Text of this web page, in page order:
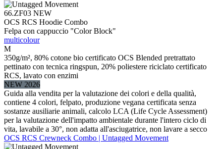
66.ZF03 NEW
OCS RCS Hoodie Combo
Felpa con cappuccio "Color Block"
multicolour
M
350g/m², 80% cotone bio certificato OCS Blended pretrattato
pettinato con tecnica ringspun, 20% poliestere riciclato certificato
RCS, lavato con enzimi
NEW 2026
Guida alla vendita per la valutazione dei colori e della qualità,
contiene 4 colori, felpato, produzione vegana certificata senza
sostanze ausiliarie animali, calcolo LCA (Life Cycle Assessment)
per la valutazione dell'impatto ambientale durante l'intero ciclo di
vita, lavabile a 30°, non adatta all'asciugatrice, non lavare a secco
OCS RCS Crewneck Combo | Untagged Movement